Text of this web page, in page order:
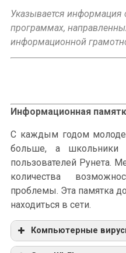
Указывается информация
программах,
информационной
Информационная
С каждым годом
больше, а школьники
пользователей Рунета.
количества
проблемы. Эта памятка
находиться в сети.
Компьютерные